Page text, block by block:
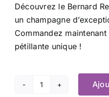
Découvrez le Bernard
un champagne
Commandez
pétillante unique !
quantité